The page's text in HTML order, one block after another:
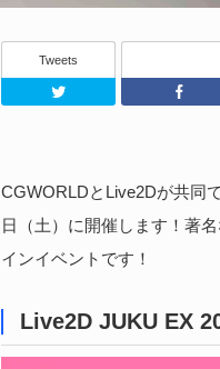
Tweets
Twitter
CGWORLDとLive2Dが共同
日（土）に開催します！著
インイベントです！
Live2D JUKU EX